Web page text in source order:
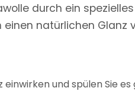
durch ein
natürlichen Glanz
und spülen Sie es